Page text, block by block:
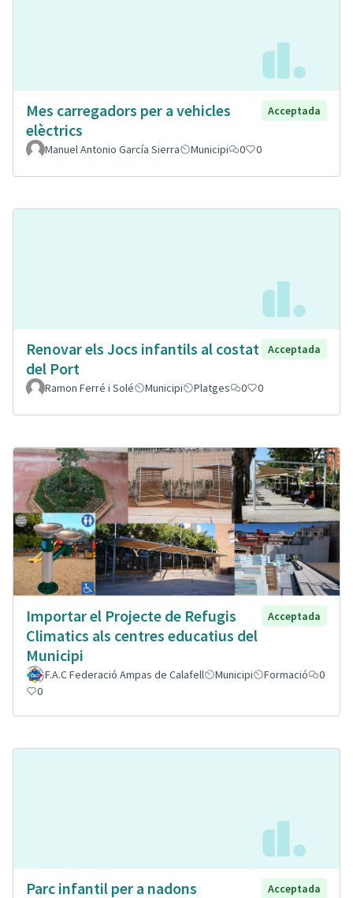
Mes carregadors per a vehicles
elèctrics
Acceptada
Manuel Antonio García Sierra Municipi 0 0
Renovar els Jocs infantils al costat
del Port
Acceptada
Ramon Ferré i Solé Municipi Platges 0 0
Importar el Projecte de Refugis
Climatics als centres educatius del
Municipi
Acceptada
F.A.C Federació Ampas de Calafell Municipi Formació
0
0
Parc infantil per a nadons Acceptada